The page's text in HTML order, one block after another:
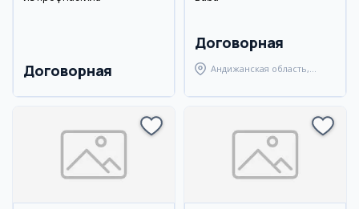
Договорная
Договорная
Андижанская область,